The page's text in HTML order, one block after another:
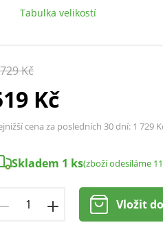
Tabulka velikostí
Kč
Kč
cena za posledních 30 dní: 1 729
Skladem 1 ks(zboží odesíláme
Vložit